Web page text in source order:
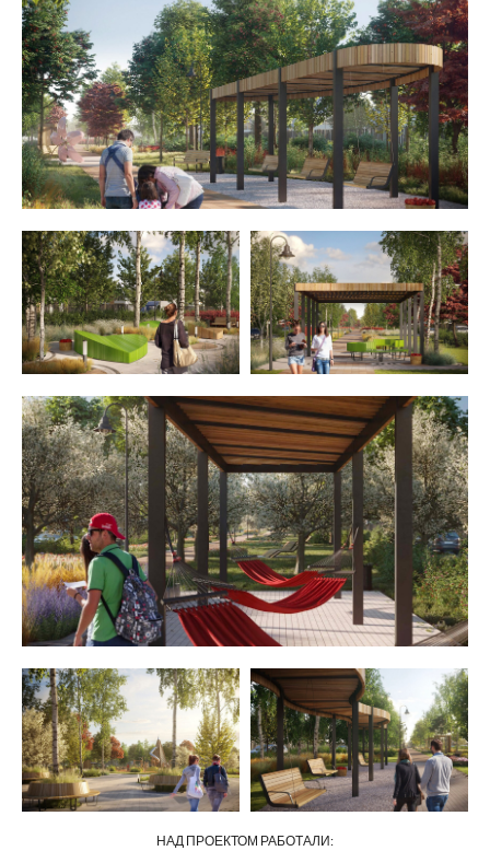
НАД ПРОЕКТОМ РАБОТАЛИ: